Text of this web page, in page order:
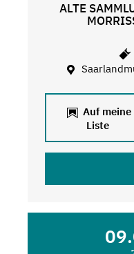
ALTE
Auf meine
Liste